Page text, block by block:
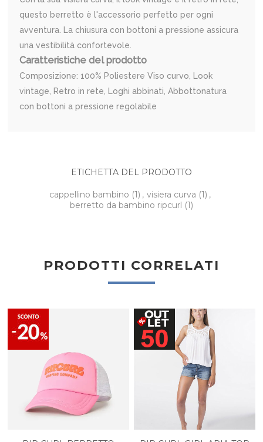
questo berretto è l'accessorio perfetto per ogni
avventura. La chiusura con bottoni a pressione assicura
una vestibilità confortevole.
Caratteristiche del prodotto
Composizione: 100% Poliestere Viso curvo, Look
vintage, Retro in rete, Loghi abbinati, Abbottonatura
con bottoni a pressione regolabile
ETICHETTA DEL PRODOTTO
cappellino bambino (1) , visiera curva (1) ,
berretto da bambino ripcurl (1)
PRODOTTI CORRELATI